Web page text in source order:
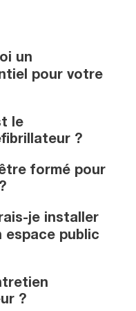
un
pour votre
le
?
formé pour
je installer
espace public
?